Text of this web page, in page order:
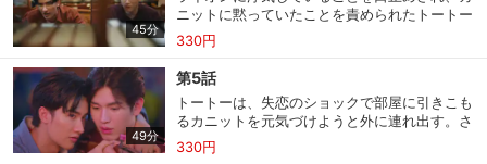
45分
ニットに黙っていたことを責められたトートー
は、カニットに謝罪するべくフライトまでつい
ていく。飛行機の中で土下座するトートーの姿
にようやく折れたカニット。トートーはカニッ
トの信頼を取り戻すべく、仲間も呼んでライオ
ンの浮気現場に突入するが…。
330円
49分
第5話
トートーは、失恋のショックで部屋に引きこも
るカニットを元気づけようと外に連れ出す。さ
らに、“次の恋に進むべきだ”と言ってカニット
にアプローチを試みるが、はぐらかされてしま
330円